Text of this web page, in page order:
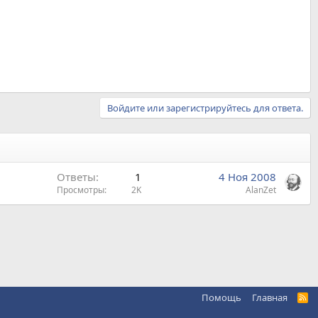
Войдите или зарегистрируйтесь для ответа.
Ответы 1
Просмотры 2K
4 Ноя 2008
AlanZet
Помощь Главная
R